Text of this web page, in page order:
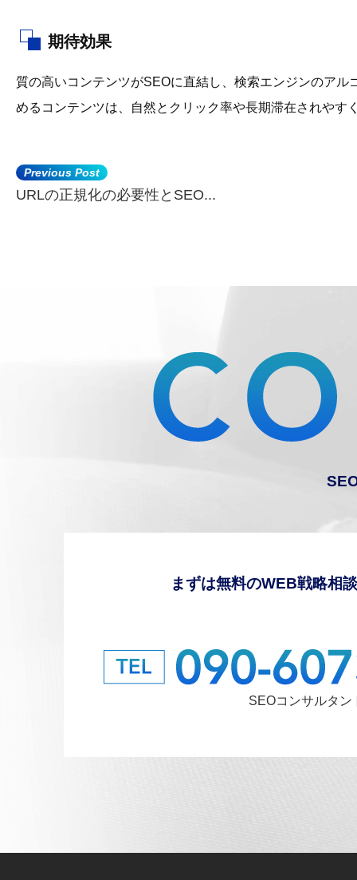
期待効果
質の高いコンテンツがSEOに直結し、検索エンジンのア
めるコンテンツは、自然とクリック率や長期滞在されやす
URLの正規化の必要性とSEO...
まずは無料のWEB戦略相
SEOコンサルタ